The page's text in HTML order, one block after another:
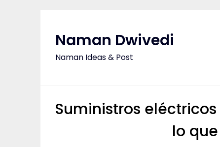
Naman Dwivedi
Naman Ideas & Post
Suministros
lo